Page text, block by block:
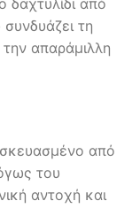
τη
απαράμιλλη
από
του
αντοχή και